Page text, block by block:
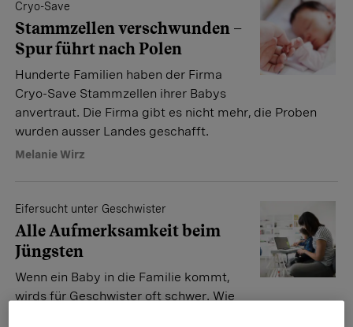
Cryo-Save
Stammzellen verschwunden –
Spur führt nach Polen
Hunderte Familien haben der Firma
Cryo-Save Stammzellen ihrer Babys
anvertraut. Die Firma gibt es nicht mehr, die Proben
wurden ausser Landes geschafft.
Melanie Wirz
Eifersucht unter Geschwister
Alle Aufmerksamkeit beim
Jüngsten
Wenn ein Baby in die Familie kommt,
wirds für Geschwister oft schwer. Wie